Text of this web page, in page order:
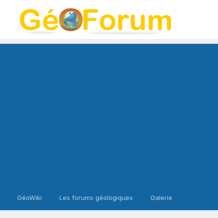
GéoWiki Les forums géologiques Galerie